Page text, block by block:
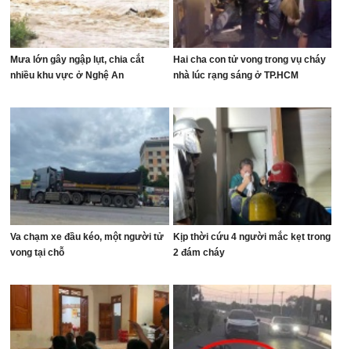
Mưa lớn gây ngập lụt, chia cắt
nhiều khu vực ở Nghệ An
Hai cha con tử vong trong vụ cháy
nhà lúc rạng sáng ở TP.HCM
Va chạm xe đầu kéo, một người tử
vong tại chỗ
Kịp thời cứu 4 người mắc kẹt trong
2 đám cháy